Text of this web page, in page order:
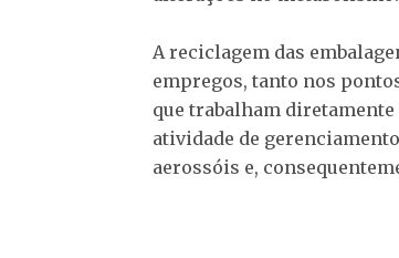
A reciclagem das
empregos, tanto nos
que trabalham
atividade de
aerossóis e,